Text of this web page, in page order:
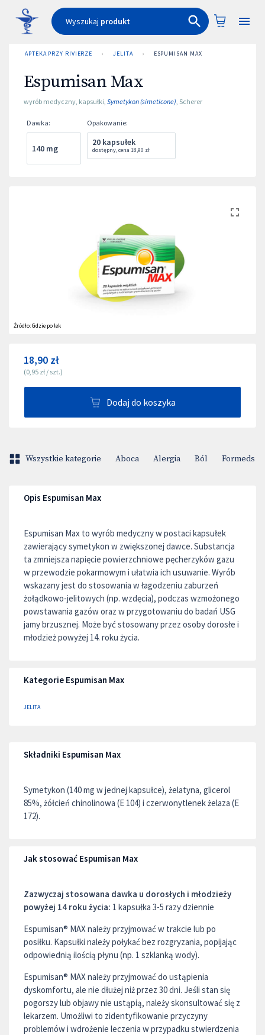
Wyszukaj produkt
APTEKA PRZY RIVIERZE › JELITA › ESPUMISAN MAX
Espumisan Max
wyrób medyczny, kapsułki, Symetykon (simeticone), Scherer
Dawka:
140 mg
Opakowanie:
20 kapsułek
dostępny,cena 18,90 zł
Źródło:Gdzie po lek
18,90 zł
(0,95 zł / szt.)
Dodaj do koszyka
Wszystkie kategorie Aboca Alergia Ból Formeds
Opis Espumisan Max
Espumisan Max to wyrób medyczny w postaci kapsułek
zawierający symetykon w zwiększonej dawce. Substancja
ta zmniejsza napięcie powierzchniowe pęcherzyków gazu
w przewodzie pokarmowym i ułatwia ich usuwanie. Wyrób
wskazany jest do stosowania w łagodzeniu zaburzeń
żołądkowo-jelitowych (np. wzdęcia), podczas wzmożonego
powstawania gazów oraz w przygotowaniu do badań USG
jamy brzusznej. Może być stosowany przez osoby dorosłe i
młodzież powyżej 14. roku życia.
Kategorie Espumisan Max
JELITA
Składniki Espumisan Max
Symetykon (140 mg w jednej kapsułce), żelatyna, glicerol
85%, żółcień chinolinowa (E 104) i czerwonytlenek żelaza (E
172).
Jak stosować Espumisan Max
Zazwyczaj stosowana dawka u dorosłych i młodzieży
powyżej 14 roku życia: 1 kapsułka 3-5 razy dziennie
Espumisan® MAX należy przyjmować w trakcie lub po
posiłku. Kapsułki należy połykać bez rozgryzania, popijając
odpowiednią ilością płynu (np. 1 szklanką wody).
Espumisan® MAX należy przyjmować do ustąpienia
dyskomfortu, ale nie dłużej niż przez 30 dni. Jeśli stan się
pogorszy lub objawy nie ustąpią, należy skonsultować się z
lekarzem. Umożliwi to zidentyfikowanie przyczyny
problemów i wdrożenie leczenia w przypadku stwierdzenia